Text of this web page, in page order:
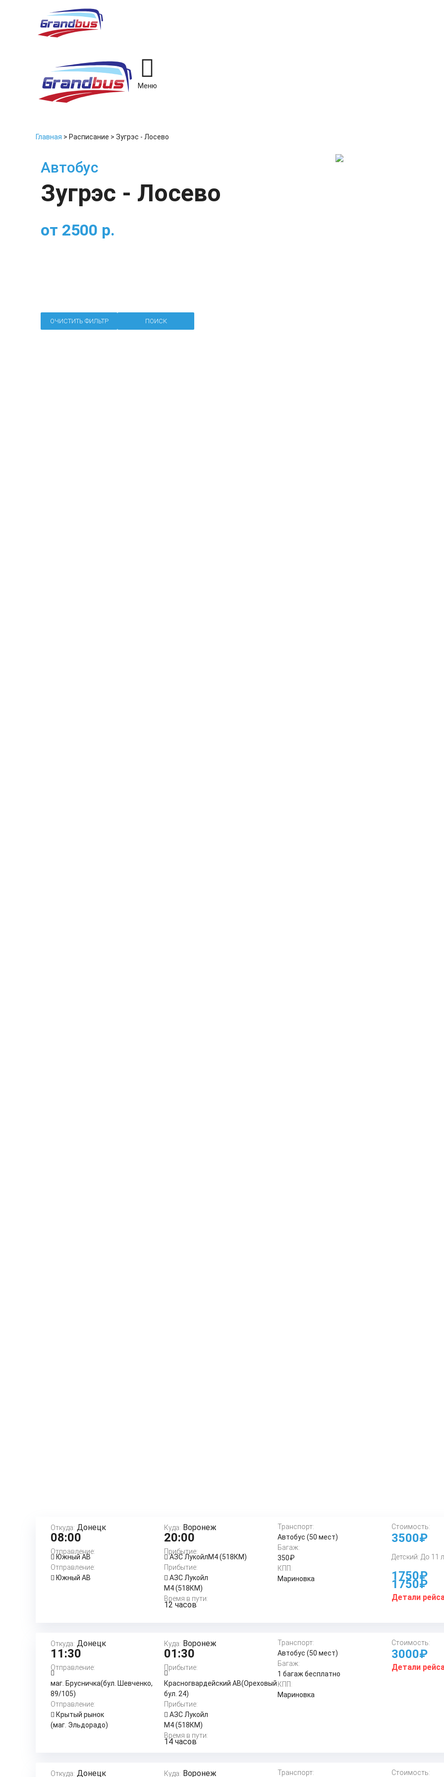
Меню
Главная > Расписание > Зугрэс - Лосево
Автобус
Зугрэс - Лосево
от 2500 р.
ОЧИСТИТЬ ФИЛЬТР ПОИСК
Откуда: Донецк
08:00
Отправление:
Южный АВ
Отправление:
Южный АВ
Куда: Воронеж
20:00
Прибытие:
АЗС ЛукойлМ4 (518КМ)
Прибытие:
АЗС Лукойл
М4 (518КМ)
Время в пути:
12 часов
Транспорт:
Автобус (50 мест)
Багаж:
350₽
КПП:
Мариновка
Стоимость:
3500₽
Детский: До 11
1750₽
1750₽
Детали
Откуда: Донецк
11:30
Отправление:
маг. Брусничка(бул. Шевченко,
89/105)
Отправление:
Крытый рынок
(маг. Эльдорадо)
Куда: Воронеж
01:30
Прибытие:
Красногвардейский АВ(Ореховый
бул. 24)
Прибытие:
АЗС Лукойл
М4 (518КМ)
Время в пути:
14 часов
Транспорт:
Автобус (50 мест)
Багаж:
1 багаж бесплатно
КПП:
Мариновка
Стоимость:
3000₽
Детали
Откуда: Донецк Куда: Воронеж Транспорт: Стоимость: